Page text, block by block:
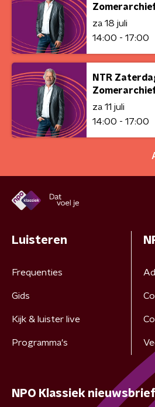
za 18 juli
14:00 - 17:00
NTR
za 11 juli
14:00 - 17:00
Luisteren
Frequenties
Gids
Kijk & luister live
Programma's
NPO Klassiek nieuwsbrief